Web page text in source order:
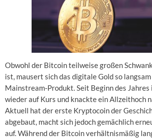
Obwohl der Bitcoin teilweise großen
ist, mausert sich das digitale Gold so
Mainstream-Produkt. Seit Beginn des
wieder auf Kurs und knackte ein Allzeithoch
Aktuell hat der erste Kryptocoin der
abgebaut, macht sich jedoch gemächlich
auf. Während der Bitcoin verhältnismäßig